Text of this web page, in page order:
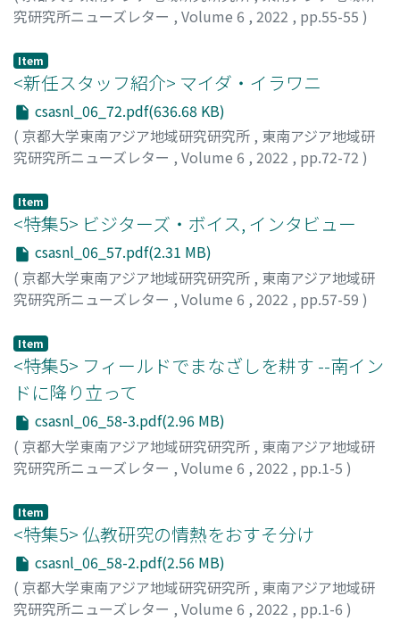
究研究所ニューズレター , Volume 6 , 2022 , pp.55-55 )
Item
<新任スタッフ紹介> マイダ・イラワニ
csasnl_06_72.pdf(636.68 KB)
( 京都大学東南アジア地域研究研究所 , 東南アジア地域研
究研究所ニューズレター , Volume 6 , 2022 , pp.72-72 )
Item
<特集5> ビジターズ・ボイス, インタビュー
csasnl_06_57.pdf(2.31 MB)
( 京都大学東南アジア地域研究研究所 , 東南アジア地域研
究研究所ニューズレター , Volume 6 , 2022 , pp.57-59 )
Item
<特集5> フィールドでまなざしを耕す --南イン
ドに降り立って
csasnl_06_58-3.pdf(2.96 MB)
( 京都大学東南アジア地域研究研究所 , 東南アジア地域研
究研究所ニューズレター , Volume 6 , 2022 , pp.1-5 )
Item
<特集5> 仏教研究の情熱をおすそ分け
csasnl_06_58-2.pdf(2.56 MB)
( 京都大学東南アジア地域研究研究所 , 東南アジア地域研
究研究所ニューズレター , Volume 6 , 2022 , pp.1-6 )